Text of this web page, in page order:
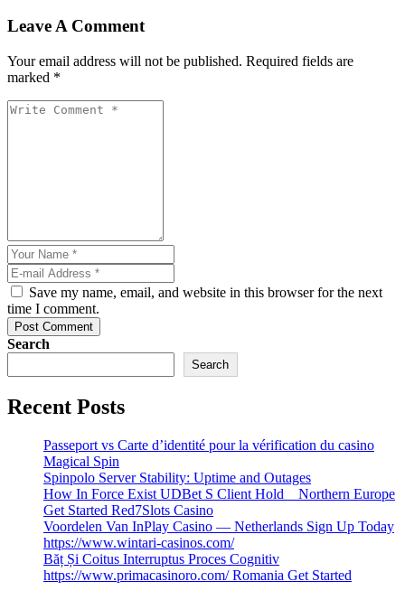
Leave A Comment
Your email address will not be published. Required fields are
marked *
Save my name, email, and website in this browser for the next
time I comment.
Post Comment
Search
Search
Recent Posts
Passeport vs Carte d’identité pour la vérification du casino
Magical Spin
Spinpolo Server Stability: Uptime and Outages
How In Force Exist UDBet S Client Hold _ Northern Europe
Get Started Red7Slots Casino
Voordelen Van InPlay Casino — Netherlands Sign Up Today
https://www.wintari-casinos.com/
Băț Și Coitus Interruptus Proces Cognitiv
https://www.primacasinoro.com/ Romania Get Started